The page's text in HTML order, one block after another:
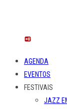
AGENDA
EVENTOS
FESTIVAIS
JAZZ